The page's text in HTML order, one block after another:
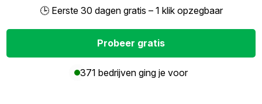
🕒 Eerste 30 dagen gratis – 1 klik opzegbaar
Probeer gratis
371 bedrijven ging je voor